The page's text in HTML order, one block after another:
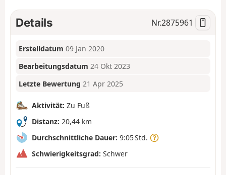
Details Nr.2875961
Erstelldatum 09 Jan 2020
Bearbeitungsdatum 24 Okt 2023
Letzte Bewertung 21 Apr 2025
Aktivität: Zu Fuß
Distanz: 20,44 km
Durchschnittliche Dauer: 9:05 Std.
Schwierigkeitsgrad: Schwer